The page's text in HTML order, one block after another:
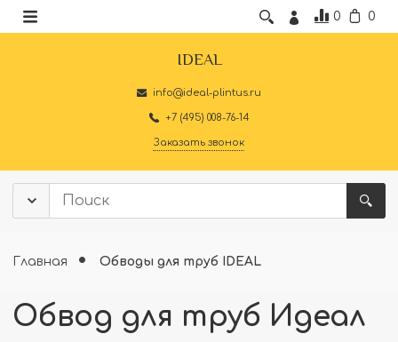
0 0
IDEAL
info@ideal-plintus.ru
+7 (495) 008-76-14
Заказать звонок
Главная Обводы для труб IDEAL
Обвод для труб Идеал